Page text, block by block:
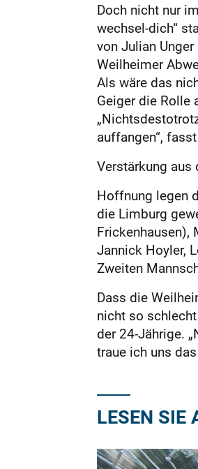
Doch nicht nur
wechsel-dich“
von Julian
Weilheimer
Als wäre das
Geiger die Rolle
auffangen“,
Verstärkung aus
Hoffnung legen
die Limburg
Frickenhausen),
Jannick Hoyler,
Zweiten
Dass die
nicht so
der 24-Jährige.
traue ich uns
LESEN SIE